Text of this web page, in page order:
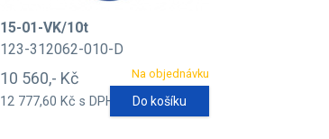
15-01-VK/10t
123-312062-010-D
Na objednávku
10 560,- Kč
12 777,60 Kč s DPH Do košíku